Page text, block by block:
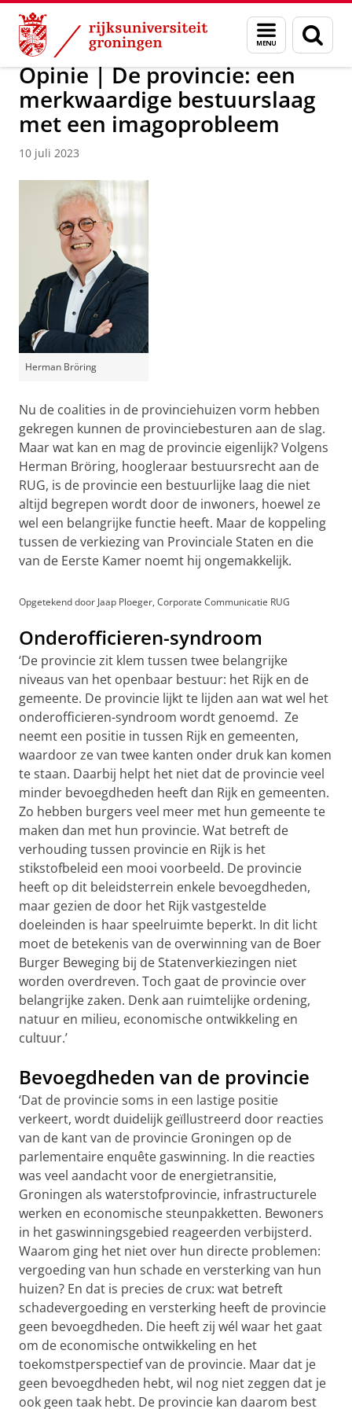
Skip
Content
Skip
Navigation
Menu
en
zoeken
Over ons Actueel Nieuws
Opinie | De provincie: een
merkwaardige bestuurslaag
met een imagoprobleem
10 juli 2023
Herman Bröring
Nu de coalities in de provinciehuizen vorm hebben
gekregen kunnen de provinciebesturen aan de slag.
Maar wat kan en mag de provincie eigenlijk? Volgens
Herman Bröring, hoogleraar bestuursrecht aan de
RUG, is de provincie een bestuurlijke laag die niet
altijd begrepen wordt door de inwoners, hoewel ze
wel een belangrijke functie heeft. Maar de koppeling
tussen de verkiezing van Provinciale Staten en die
van de Eerste Kamer noemt hij ongemakkelijk.
Opgetekend door Jaap Ploeger, Corporate Communicatie RUG
Onderofficieren-syndroom
‘De provincie zit klem tussen twee belangrijke
niveaus van het openbaar bestuur: het Rijk en de
gemeente. De provincie lijkt te lijden aan wat wel het
onderofficieren-syndroom wordt genoemd. Ze
neemt een positie in tussen Rijk en gemeenten,
waardoor ze van twee kanten onder druk kan komen
te staan. Daarbij helpt het niet dat de provincie veel
minder bevoegdheden heeft dan Rijk en gemeenten.
Zo hebben burgers veel meer met hun gemeente te
maken dan met hun provincie. Wat betreft de
verhouding tussen provincie en Rijk is het
stikstofbeleid een mooi voorbeeld. De provincie
heeft op dit beleidsterrein enkele bevoegdheden,
maar gezien de door het Rijk vastgestelde
doeleinden is haar speelruimte beperkt. In dit licht
moet de betekenis van de overwinning van de Boer
Burger Beweging bij de Statenverkiezingen niet
worden overdreven. Toch gaat de provincie over
belangrijke zaken. Denk aan ruimtelijke ordening,
natuur en milieu, economische ontwikkeling en
cultuur.’
Bevoegdheden van de provincie
‘Dat de provincie soms in een lastige positie
verkeert, wordt duidelijk geïllustreerd door reacties
van de kant van de provincie Groningen op de
parlementaire enquête gaswinning. In die reacties
was veel aandacht voor de energietransitie,
Groningen als waterstofprovincie, infrastructurele
werken en economische steunpakketten. Bewoners
in het gaswinningsgebied reageerden verbijsterd.
Waarom ging het niet over hun directe problemen:
vergoeding van hun schade en versterking van hun
huizen? En dat is precies de crux: wat betreft
schadevergoeding en versterking heeft de provincie
geen bevoegdheden. Die heeft zij wél waar het gaat
om de economische ontwikkeling en het
toekomstperspectief van de provincie. Maar dat je
geen bevoegdheden hebt, wil nog niet zeggen dat je
ook geen taak hebt. De provincie kan daarom best